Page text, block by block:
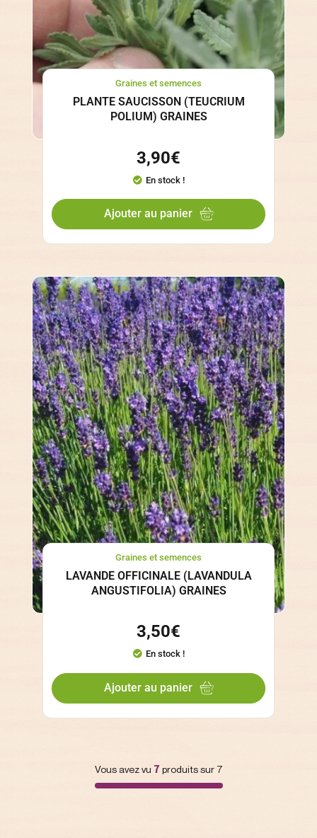
Graines et semences
PLANTE SAUCISSON (TEUCRIUM
POLIUM) GRAINES
3,90€
En stock !
Ajouter au panier
Graines et semences
LAVANDE OFFICINALE (LAVANDULA
ANGUSTIFOLIA) GRAINES
3,50€
En stock !
Ajouter au panier
Vous avez vu 7 produits sur 7